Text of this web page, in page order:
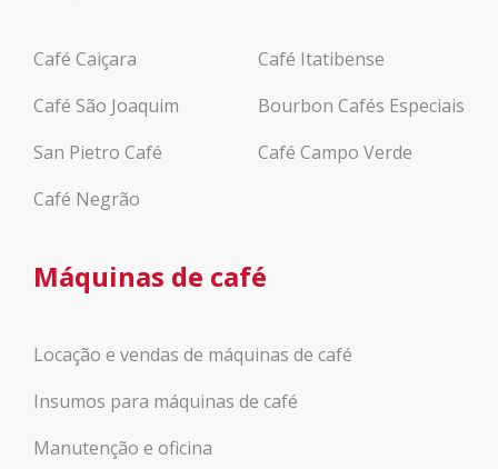
Café Caiçara
Café São Joaquim
San Pietro Café
Café Negrão
Café Itatibense
Bourbon Cafés Especiais
Café Campo Verde
Máquinas de café
Locação e vendas de máquinas de café
Insumos para máquinas de café
Manutenção e oficina